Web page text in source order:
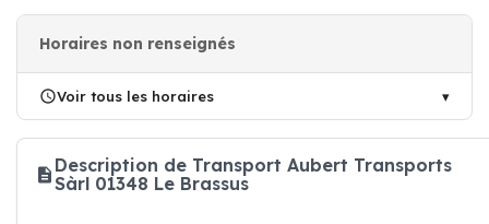
Horaires non renseignés
Voir tous les horaires
Description de Transport Aubert Transports
Sàrl 01348 Le Brassus